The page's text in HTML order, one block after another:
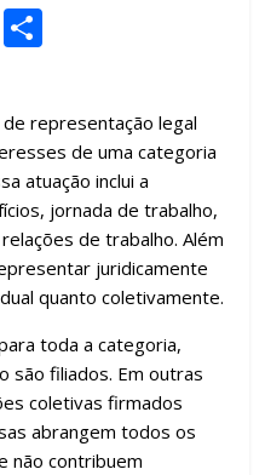
Li
k
p
ar
til
h
ar
representação legal
de uma categoria
atuação inclui a
jornada de trabalho,
de trabalho. Além
juridicamente
quanto coletivamente.
toda a categoria,
são filiados. Em outras
coletivas firmados
abrangem todos os
não contribuem